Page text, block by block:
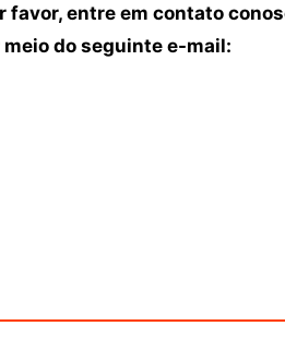
entre em contato
do seguinte e-mail: